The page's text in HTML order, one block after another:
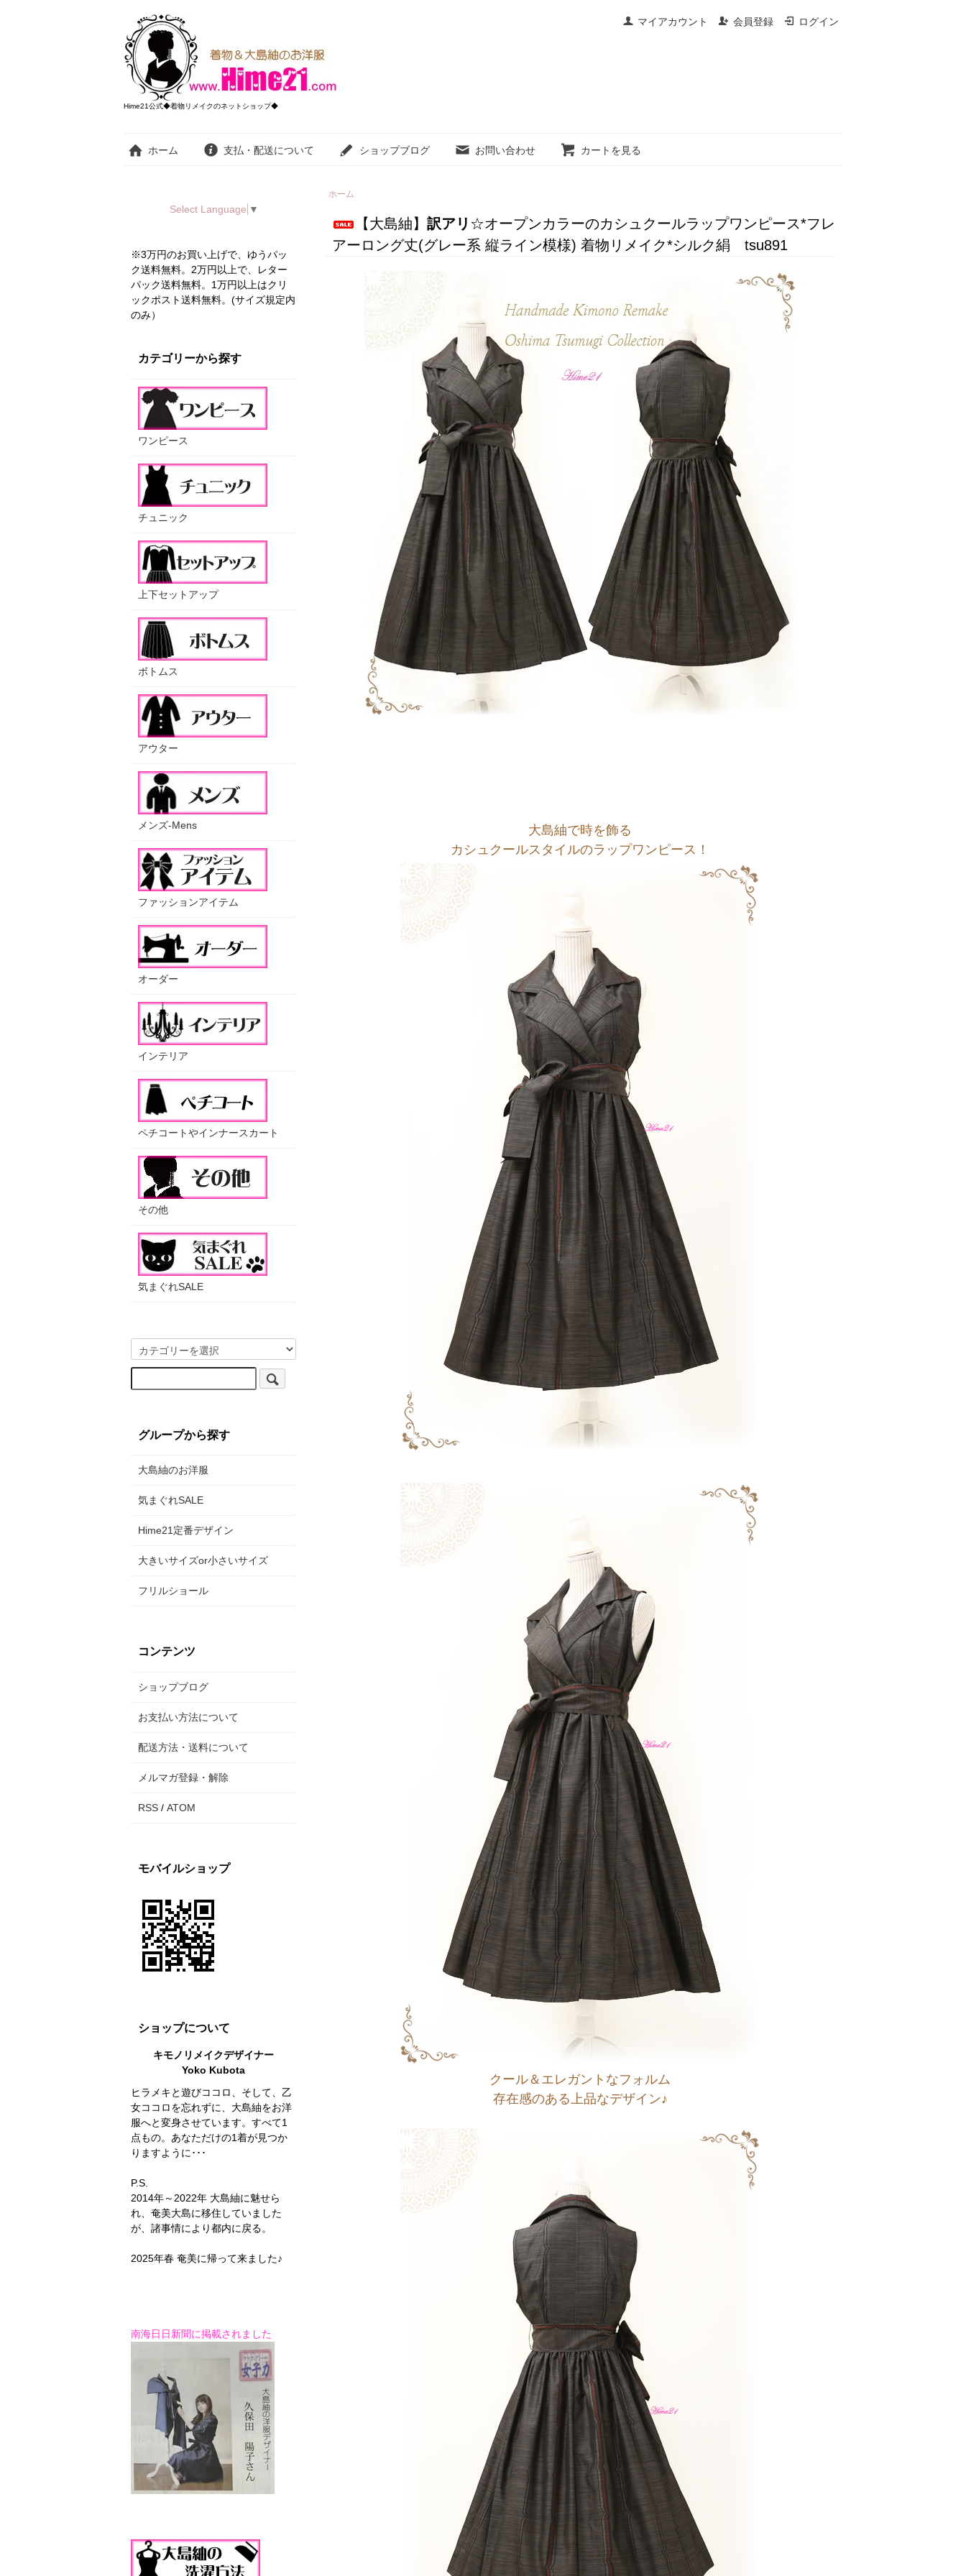
マイアカウント 会員登録 ログイン
Hime21公式◆着物リメイクのネットショップ◆
ホーム 支払・配送について ショップブログ お問い合わせ カートを見る
ホーム
【大島紬】 訳アリ ☆オープンカラーのカシュクールラップワンピース*フレ
アーロング丈(グレー系 縦ライン模様) 着物リメイク*シルク絹 tsu891
大島紬で時を飾る
カシュクールスタイルのラップワンピース！
クール＆エレガントなフォルム
存在感のある上品なデザイン♪
Select Language ▼
※3万円のお買い上げで、ゆうパッ
ク送料無料。2万円以上で、レター
パック送料無料。1万円以上はクリ
ックポスト送料無料。(サイズ規定内
のみ）
カテゴリーから探す
ワンピース
チュニック
上下セットアップ
ボトムス
アウター
メンズ-Mens
ファッションアイテム
オーダー
インテリア
ペチコートやインナースカート
その他
気まぐれSALE
グループから探す
大島紬のお洋服
気まぐれSALE
Hime21定番デザイン
大きいサイズor小さいサイズ
フリルショール
コンテンツ
ショップブログ
お支払い方法について
配送方法・送料について
メルマガ登録・解除
RSS / ATOM
モバイルショップ
ショップについて
キモノリメイクデザイナー
Yoko Kubota
ヒラメキと遊びココロ、そして、乙
女ココロを忘れずに、大島紬をお洋
服へと変身させています。すべて1
点もの。あなただけの1着が見つか
りますように･･･
P.S.
2014年～2022年 大島紬に魅せら
れ、奄美大島に移住していました
が、諸事情により都内に戻る。
2025年春 奄美に帰って来ました♪
南海日日新聞に掲載されました